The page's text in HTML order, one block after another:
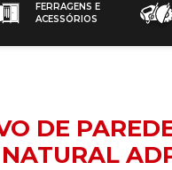
FERRAGENS E
ACESSÓRIOS
DE
NATURAL